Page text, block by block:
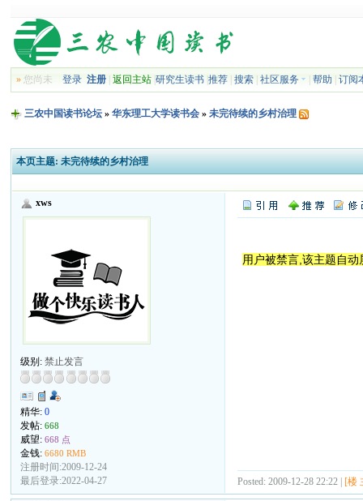
» 您尚未登录 注册 |返回主站 |研究生读书 |推荐 |搜索 |社区服务 |帮助 |订阅
三农中国读书论坛 »华东理工大学读书会 »未完待续的乡村治理
本页主题: 未完待续的乡村治理
xws
级别:禁止发言
精华:0
发帖:668
威望:668 点
金钱:6680 RMB
注册时间:2009-12-24
最后登录:2022-04-27
用户被禁言,该主题自动
Posted: 2009-12-28 22:22 |[楼